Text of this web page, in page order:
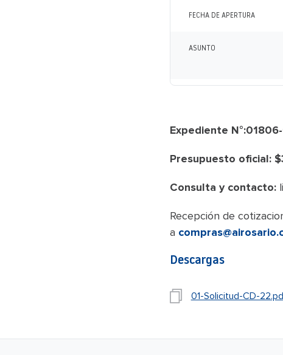
FECHA DE APERTURA
ASUNTO
Expediente
Presupuesto oficial:
Consulta y contacto:
Recepción de
a
Descargas
01-Solicitud-CD-